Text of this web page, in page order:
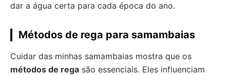
dar a água certa para cada época do ano.
Métodos de rega para samambaias
Cuidar das minhas samambaias mostra que os
métodos de rega são essenciais. Eles influenciam